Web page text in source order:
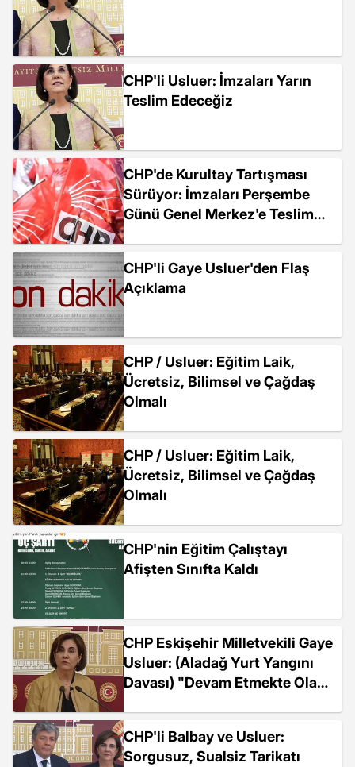
CHP'li Usluer: İmzaları Yarın
Teslim Edeceğiz
CHP'de Kurultay Tartışması
Sürüyor: İmzaları Perşembe
Günü Genel Merkez'e Teslim
CHP'li Gaye Usluer'den Flaş
Açıklama
CHP / Usluer: Eğitim Laik,
Ücretsiz, Bilimsel ve Çağdaş
Olmalı
CHP / Usluer: Eğitim Laik,
Ücretsiz, Bilimsel ve Çağdaş
Olmalı
CHP'nin Eğitim Çalıştayı
Afişten Sınıfta Kaldı
CHP Eskişehir Milletvekili Gaye
Usluer: (Aladağ Yurt Yangını
Davası) "Devam Etmekte Olan
CHP'li Balbay ve Usluer:
Sorgusuz, Sualsiz Tarikatı